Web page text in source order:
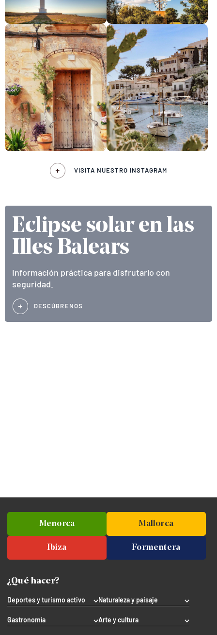
VISITA NUESTRO INSTAGRAM
Eclipse solar en las
Illes Balears
Información práctica para disfrutarlo con
seguridad.
DESCÚBRENOS
Menorca Mallorca
Ibiza Formentera
¿Qué hacer?
Deportes y turismo activo Naturaleza y paisaje
Gastronomía Arte y cultura